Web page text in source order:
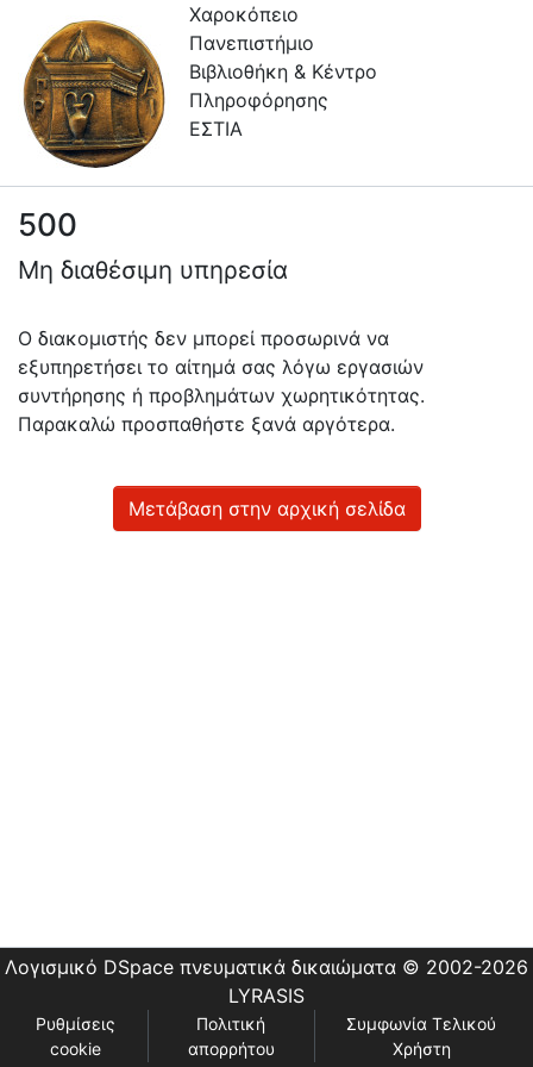
Χαροκόπειο
Πανεπιστήμιο
Βιβλιοθήκη & Κέντρο
Πληροφόρησης
ΕΣΤΙΑ
Πληροφορίες
Επικοινωνία
Υπηρεσίες
Αυτοαπόθεσης
Ανοιχτά
Δεδομένα
500
Μη διαθέσιμη υπηρεσία
Ο διακομιστής δεν μπορεί προσωρινά να
εξυπηρετήσει το αίτημά σας λόγω εργασιών
συντήρησης ή προβλημάτων χωρητικότητας.
Παρακαλώ προσπαθήστε ξανά αργότερα.
Μετάβαση στην αρχική σελίδα
Λογισμικό DSpace πνευματικά δικαιώματα © 2002-2026
LYRASIS
Ρυθμίσεις
cookie
Πολιτική
απορρήτου
Συμφωνία Τελικού
Χρήστη